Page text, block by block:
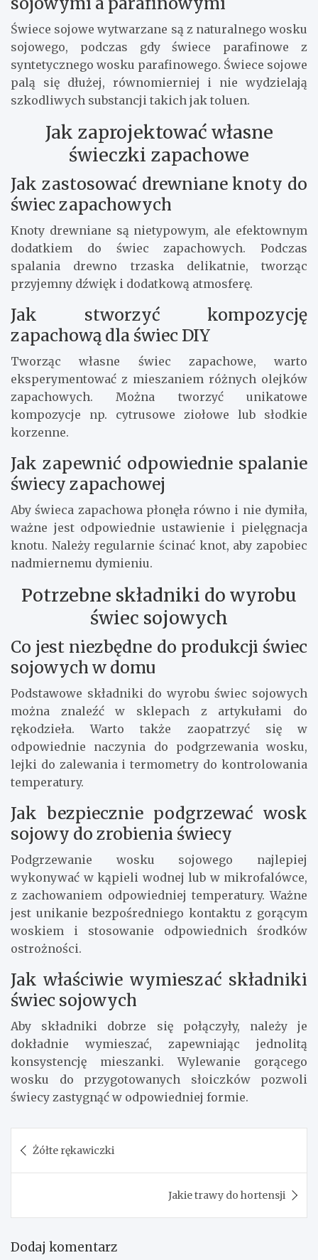
Świece sojowe wytwarzane są z naturalnego wosku
sojowego, podczas gdy świece parafinowe z
syntetycznego wosku parafinowego. Świece sojowe
palą się dłużej, równomierniej i nie wydzielają
szkodliwych substancji takich jak toluen.
Jak zaprojektować własne
świeczki zapachowe
Jak zastosować drewniane knoty do
świec zapachowych
Knoty drewniane są nietypowym, ale efektownym
dodatkiem do świec zapachowych. Podczas
spalania drewno trzaska delikatnie, tworząc
przyjemny dźwięk i dodatkową atmosferę.
Jak stworzyć kompozycję
zapachową dla świec DIY
Tworząc własne świec zapachowe, warto
eksperymentować z mieszaniem różnych olejków
zapachowych. Można tworzyć unikatowe
kompozycje np. cytrusowe ziołowe lub słodkie
korzenne.
Jak zapewnić odpowiednie spalanie
świecy zapachowej
Aby świeca zapachowa płonęła równo i nie dymiła,
ważne jest odpowiednie ustawienie i pielęgnacja
knotu. Należy regularnie ścinać knot, aby zapobiec
nadmiernemu dymieniu.
Potrzebne składniki do wyrobu
świec sojowych
Co jest niezbędne do produkcji świec
sojowych w domu
Podstawowe składniki do wyrobu świec sojowych
można znaleźć w sklepach z artykułami do
rękodzieła. Warto także zaopatrzyć się w
odpowiednie naczynia do podgrzewania wosku,
lejki do zalewania i termometry do kontrolowania
temperatury.
Jak bezpiecznie podgrzewać wosk
sojowy do zrobienia świecy
Podgrzewanie wosku sojowego najlepiej
wykonywać w kąpieli wodnej lub w mikrofalówce,
z zachowaniem odpowiedniej temperatury. Ważne
jest unikanie bezpośredniego kontaktu z gorącym
woskiem i stosowanie odpowiednich środków
ostrożności.
Jak właściwie wymieszać składniki
świec sojowych
Aby składniki dobrze się połączyły, należy je
dokładnie wymieszać, zapewniając jednolitą
konsystencję mieszanki. Wylewanie gorącego
wosku do przygotowanych słoiczków pozwoli
świecy zastygnąć w odpowiedniej formie.
Nawigacja
wpisu
Żółte rękawiczki
Jakie trawy do hortensji
Dodaj komentarz